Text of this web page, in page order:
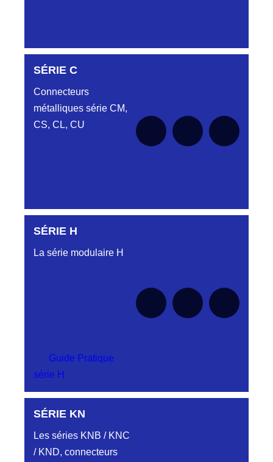
Aucune pièce disponible pour cette série pour
SÉRIE C
Connecteurs
métalliques série CM,
CS, CL, CU
Aucune pièce disponible pour cette série pour
SÉRIE H
La série modulaire H
Guide Pratique
série H
Aucune pièce disponible pour cette série pour
SÉRIE KN
Les séries KNB / KNC
/ KND, connecteurs